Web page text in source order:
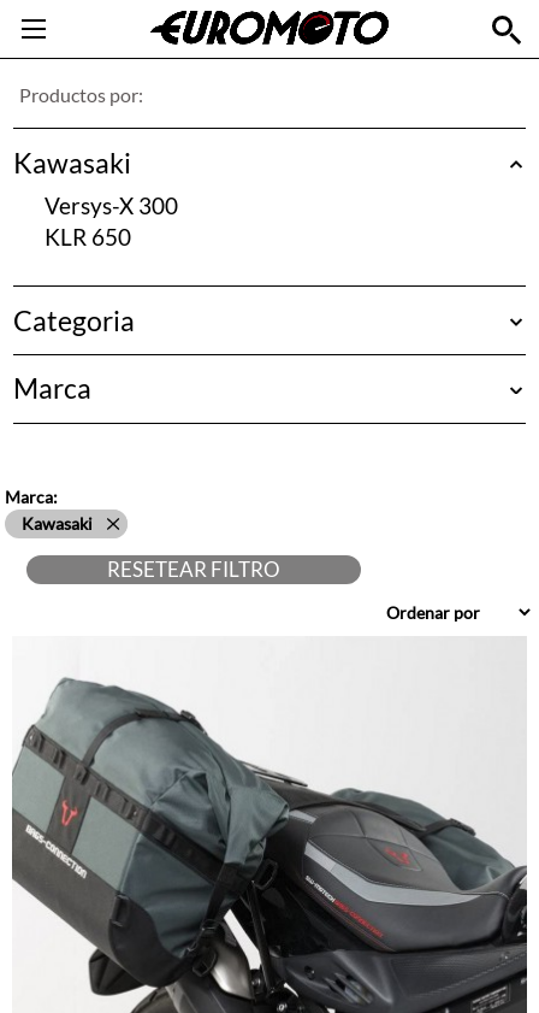
Productos por:
Kawasaki
Versys-X 300
KLR 650
Categoria
Protección & Defensas
Equipaje, Maletas & Cajas
Luces
Marca
Bags-Connection
Hepco&Becker
Kawasaki
Studebaker
SW-Motech
Marca:
Kawasaki
RESETEAR FILTRO